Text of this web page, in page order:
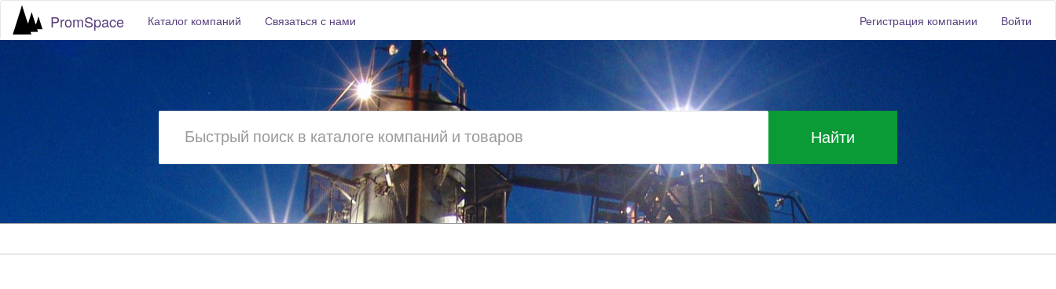
PromSpace Каталог компаний Связаться с нами Регистрация компании Войти
Найти